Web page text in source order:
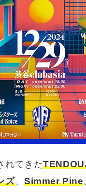
れてきた
ズ、Simmer Pine